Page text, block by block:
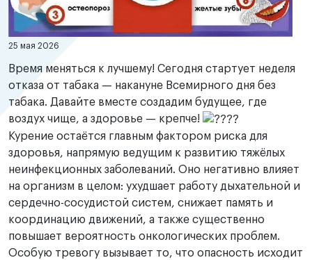
25 мая 2026
Время меняться к лучшему! Сегодня стартует неделя
отказа от табака — накануне Всемирного дня без
табака. Давайте вместе создадим будущее, где
воздух чище, а здоровье — крепче!
Курение остаётся главным фактором риска для
здоровья, напрямую ведущим к развитию тяжёлых
неинфекционных заболеваний. Оно негативно влияет
на организм в целом: ухудшает работу дыхательной и
сердечно-сосудистой систем, снижает память и
координацию движений, а также существенно
повышает вероятность онкологических проблем.
Особую тревогу вызывает то, что опасность исходит